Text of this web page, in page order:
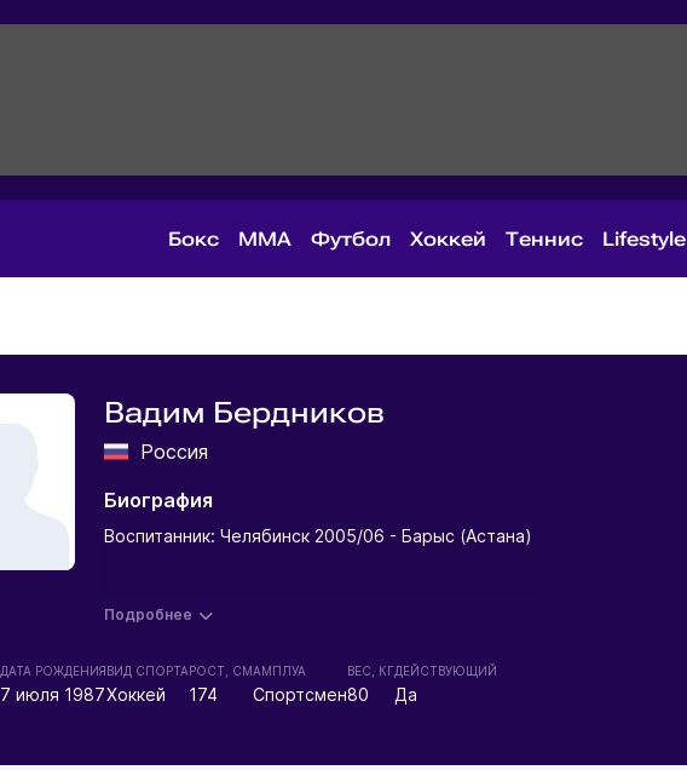
Бокс MMA Футбол Хоккей Теннис Lifestyle
Вадим Бердников
Россия
Биография
Воспитанник: Челябинск 2005/06 - Барыс (Астана)
Подробнее
ДАТА РОЖДЕНИЯ
7 июля 1987
ВИД СПОРТА
Хоккей
РОСТ, СМ
174
АМПЛУА
Спортсмен
ВЕС, КГ
80
ДЕЙСТВУЮЩИЙ
Да